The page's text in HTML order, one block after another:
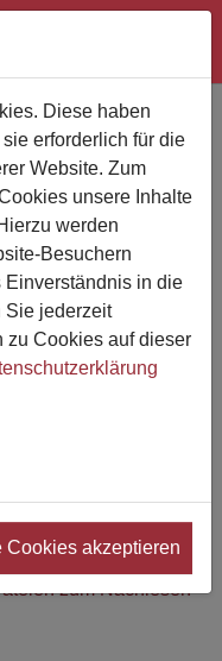
mit
aufbereitet
seit
Gestartet ist
- Wenn nicht alle
auch die Aeternitas-
zum Nachlesen
Diese haben
erforderlich für die
Website. Zum
unsere Inhalte
werden
Besuchern
Einverständnis in die
Sie jederzeit
zu Cookies auf dieser
Cookies akzeptieren